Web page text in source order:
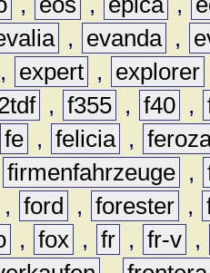
, evanda ,
, expert , explorer
, f355 , f40 ,
fe , felicia ,
firmenfahrzeuge ,
, ford , forester ,
, fox , fr , fr-v ,